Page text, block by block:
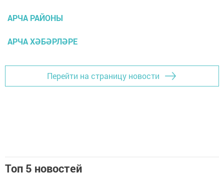
АРЧА РАЙОНЫ
АРЧА ХӘБӘРЛӘРЕ
Перейти на страницу новости
Топ 5 новостей